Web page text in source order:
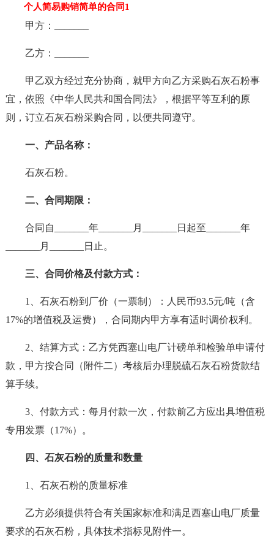
个人简易购销简单的合同1
甲方：_______
乙方：_______
甲乙双方经过充分协商，就甲方向乙方采购石灰石粉事
宜，依照《中华人民共和国合同法》，根据平等互利的原
则，订立石灰石粉采购合同，以便共同遵守。
一、产品名称：
石灰石粉。
二、合同期限：
合同自_______年_______月_______日起至_______年
_______月_______日止。
三、合同价格及付款方式：
1、石灰石粉到厂价（一票制）：人民币93.5元/吨（含
17%的增值税及运费），合同期内甲方享有适时调价权利。
2、结算方式：乙方凭西塞山电厂计磅单和检验单申请付
款，甲方按合同（附件二）考核后办理脱硫石灰石粉货款结
算手续。
3、付款方式：每月付款一次，付款前乙方应出具增值税
专用发票（17%）。
四、石灰石粉的质量和数量
1、石灰石粉的质量标准
乙方必须提供符合有关国家标准和满足西塞山电厂质量
要求的石灰石粉，具体技术指标见附件一。